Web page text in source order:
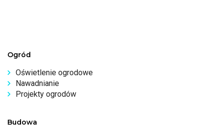
Ogród
Oświetlenie ogrodowe
Nawadnianie
Projekty ogrodów
Budowa